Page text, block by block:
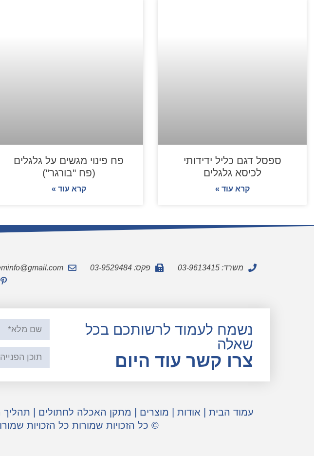
ספסל דגם כליל ידידותי
לכיסא גלגלים
קרא עוד »
פח פינוי מגשים על גלגלים
(פח "בורגר")
קרא עוד »
משרד: 03-9613415 פקס: 03-9529484
נשמח לעמוד לרשותכם בכל
שאלה
צרו קשר עוד היום
עמוד הבית אודות מוצרים מתקן האכלה לחתולים תהליך
© כל הזכויות שמורות כל הזכויות